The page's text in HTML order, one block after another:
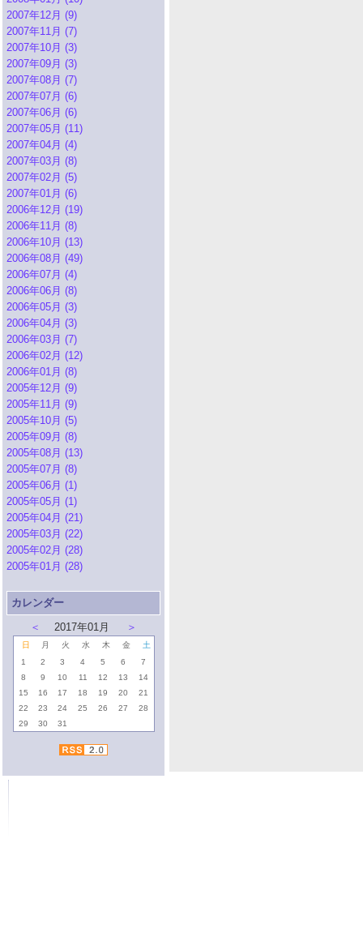
2007年12月 (9)
2007年11月 (7)
2007年10月 (3)
2007年09月 (3)
2007年08月 (7)
2007年07月 (6)
2007年06月 (6)
2007年05月 (11)
2007年04月 (4)
2007年03月 (8)
2007年02月 (5)
2007年01月 (6)
2006年12月 (19)
2006年11月 (8)
2006年10月 (13)
2006年08月 (49)
2006年07月 (4)
2006年06月 (8)
2006年05月 (3)
2006年04月 (3)
2006年03月 (7)
2006年02月 (12)
2006年01月 (8)
2005年12月 (9)
2005年11月 (9)
2005年10月 (5)
2005年09月 (8)
2005年08月 (13)
2005年07月 (8)
2005年06月 (1)
2005年05月 (1)
2005年04月 (21)
2005年03月 (22)
2005年02月 (28)
2005年01月 (28)
カレンダー
＜
2017年01月 ＞
日 月 火 水 木 金
土
1
2 3 4 5 6
7
8
9 10 11 12 13
14
15
16 17 18 19 20
21
22
23 24 25 26 27
28
29
30 31